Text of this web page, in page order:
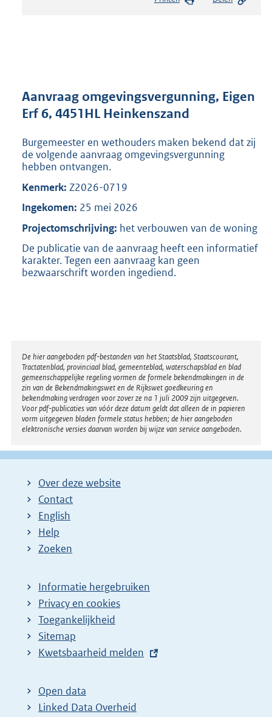
s
r
o
o
t
e
b
Aanvraag omgevingsvergunning, Eigen
Erf 6, 4451HL Heinkenszand
Burgemeester en wethouders maken bekend dat zij
de volgende aanvraag omgevingsvergunning
hebben ontvangen.
Kenmerk: Z2026-0719
Ingekomen: 25 mei 2026
Projectomschrijving: het verbouwen van de woning
De publicatie van de aanvraag heeft een informatief
karakter. Tegen een aanvraag kan geen
bezwaarschrift worden ingediend.
Disclaimer
De hier aangeboden pdf-bestanden van het Staatsblad, Staatscourant,
Tractatenblad, provinciaal blad, gemeenteblad, waterschapsblad en blad
gemeenschappelijke regeling vormen de formele bekendmakingen in de
zin van de Bekendmakingswet en de Rijkswet goedkeuring en
bekendmaking verdragen voor zover ze na 1 juli 2009 zijn uitgegeven.
Voor pdf-publicaties van vóór deze datum geldt dat alleen de in papieren
vorm uitgegeven bladen formele status hebben; de hier aangeboden
elektronische versies daarvan worden bij wijze van service aangeboden.
Over deze website
Contact
English
Help
Zoeken
Informatie hergebruiken
Privacy en cookies
Toegankelijkheid
Sitemap
E
t
e
Kwetsbaarheid melden
Open data
Linked Data Overheid